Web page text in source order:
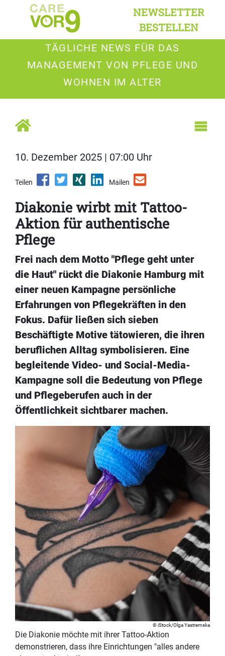
NEWSLETTER
BESTELLEN
TÄGLICHE NEWS FÜR DAS
MANAGEMENT VON PFLEGE UND
WOHNEN IM ALTER
10. Dezember 2025 | 07:00 Uhr
Teilen Mailen
Diakonie wirbt mit Tattoo-
Aktion für authentische
Pflege
Frei nach dem Motto "Pflege geht unter
die Haut" rückt die Diakonie Hamburg mit
einer neuen Kampagne persönliche
Erfahrungen von Pflegekräften in den
Fokus. Dafür ließen sich sieben
Beschäftigte Motive tätowieren, die ihren
beruflichen Alltag symbolisieren. Eine
begleitende Video- und Social-Media-
Kampagne soll die Bedeutung von Pflege
und Pflegeberufen auch in der
Öffentlichkeit sichtbarer machen.
iStock/Olga Yastremska
Die Diakonie möchte mit ihrer Tattoo-Aktion
demonstrieren, dass ihre Einrichtungen "alles andere